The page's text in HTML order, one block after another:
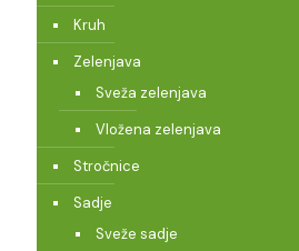
Kruh
Zelenjava
Sveža zelenjava
Vložena zelenjava
Stročnice
Sadje
Sveže sadje